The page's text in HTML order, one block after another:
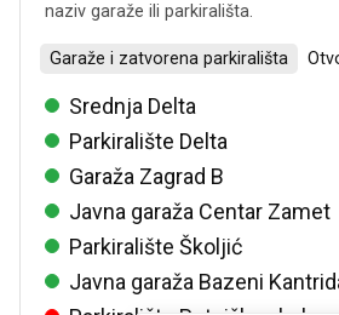
naziv garaže ili parkirališta.
Garaže i zatvorena parkirališta
Srednja Delta
Parkiralište Delta
Garaža Zagrad B
Javna garaža Centar Zamet
Parkiralište Školjić
Javna garaža Bazeni